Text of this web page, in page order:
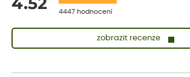
4.52 4447 hodnocení
zobrazit recenze